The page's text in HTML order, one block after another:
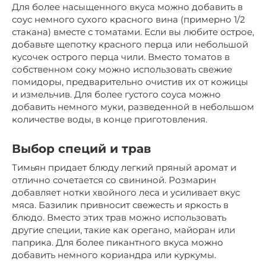
Для более насыщенного вкуса можно добавить в
соус немного сухого красного вина (примерно 1/2
стакана) вместе с томатами. Если вы любите острое,
добавьте щепотку красного перца или небольшой
кусочек острого перца чили. Вместо томатов в
собственном соку можно использовать свежие
помидоры, предварительно очистив их от кожицы
и измельчив. Для более густого соуса можно
добавить немного муки, разведенной в небольшом
количестве воды, в конце приготовления.
Выбор специй и трав
Тимьян придает блюду легкий пряный аромат и
отлично сочетается со свининой. Розмарин
добавляет нотки хвойного леса и усиливает вкус
мяса. Базилик привносит свежесть и яркость в
блюдо. Вместо этих трав можно использовать
другие специи, такие как орегано, майоран или
паприка. Для более пикантного вкуса можно
добавить немного кориандра или куркумы.